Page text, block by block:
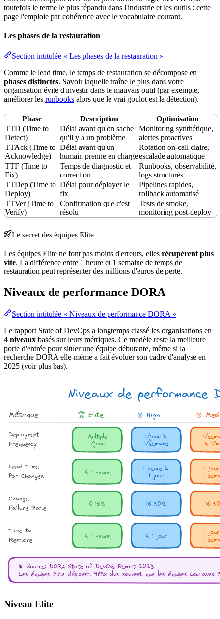
toutefois le terme le plus répandu dans l'industrie et les outils : cette
page l'emploie parcohérence avec le vocabulaire courant.
Les phases de la restauration
Section intitulée « Les phases de la restauration »
Comme le lead time, le temps de restauration se décompose en
phases distinctes. Savoir laquelle traîne le plus dans votre
organisation évite d'investir dans le mauvais outil (par exemple,
améliorer les runbooks alors que le vrai goulot est la détection).
Phase Description
Optimisation
TTD (Time to
Detect)
Délai avant qu'on sache
qu'il y a un problème
Monitoring synthétique,
alertes proactives
TTAck (Time to
Acknowledge)
Délai avant qu'un
humain prenne en charge
Rotation on-call claire,
escalade automatique
TTF (Time to
Fix)
Temps de diagnostic et
correction
Runbooks, observabilité,
logs structurés
TTDep (Time to
Deploy)
Délai pour déployer le
fix
Pipelines rapides,
rollback automatisé
TTVer (Time to
Verify)
Confirmation que c'est
résolu
Tests de smoke,
monitoring post-deploy
Le secret des équipes Elite
Les équipes Elite ne font pas moins d'erreurs, elles récupèrent plus
vite. La différence entre 1 heure et 1 semaine de temps de
restauration peut représenter des millions d'euros de perte.
Niveaux de performance DORA
Section intitulée « Niveaux de performance DORA »
Le rapport State of DevOps a longtemps classé les organisations en
4 niveaux basés sur leurs métriques. Ce modèle reste la meilleure
porte d'entrée pour situer une équipe débutante, même si la
recherche DORA elle-même a fait évoluer son cadre d'analyse en
2025 (voir plus bas).
Niveau Elite